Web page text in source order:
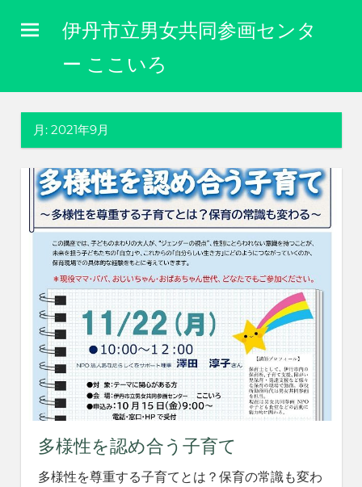
伊丹市立男女共同参画センタ
ー ここいろ
に
り
な
く
自
分
ら
し
く
生
き
ら
れ
る
社
会
を、
世
月: 2021年9月
多様性を認め合う子育て
多様性を尊重する子育てとは？保育の常識も変わ